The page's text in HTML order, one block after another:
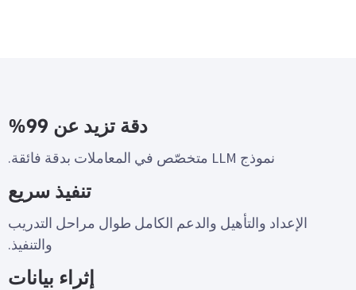
دقة تزيد عن 99%
نموذج LLM متخصّص في المعاملات بدقة فائقة.
تنفيذ سريع
الإعداد والتأهيل والدعم الكامل طوال مراحل التدريب
والتنفيذ.
إثراء بيانات